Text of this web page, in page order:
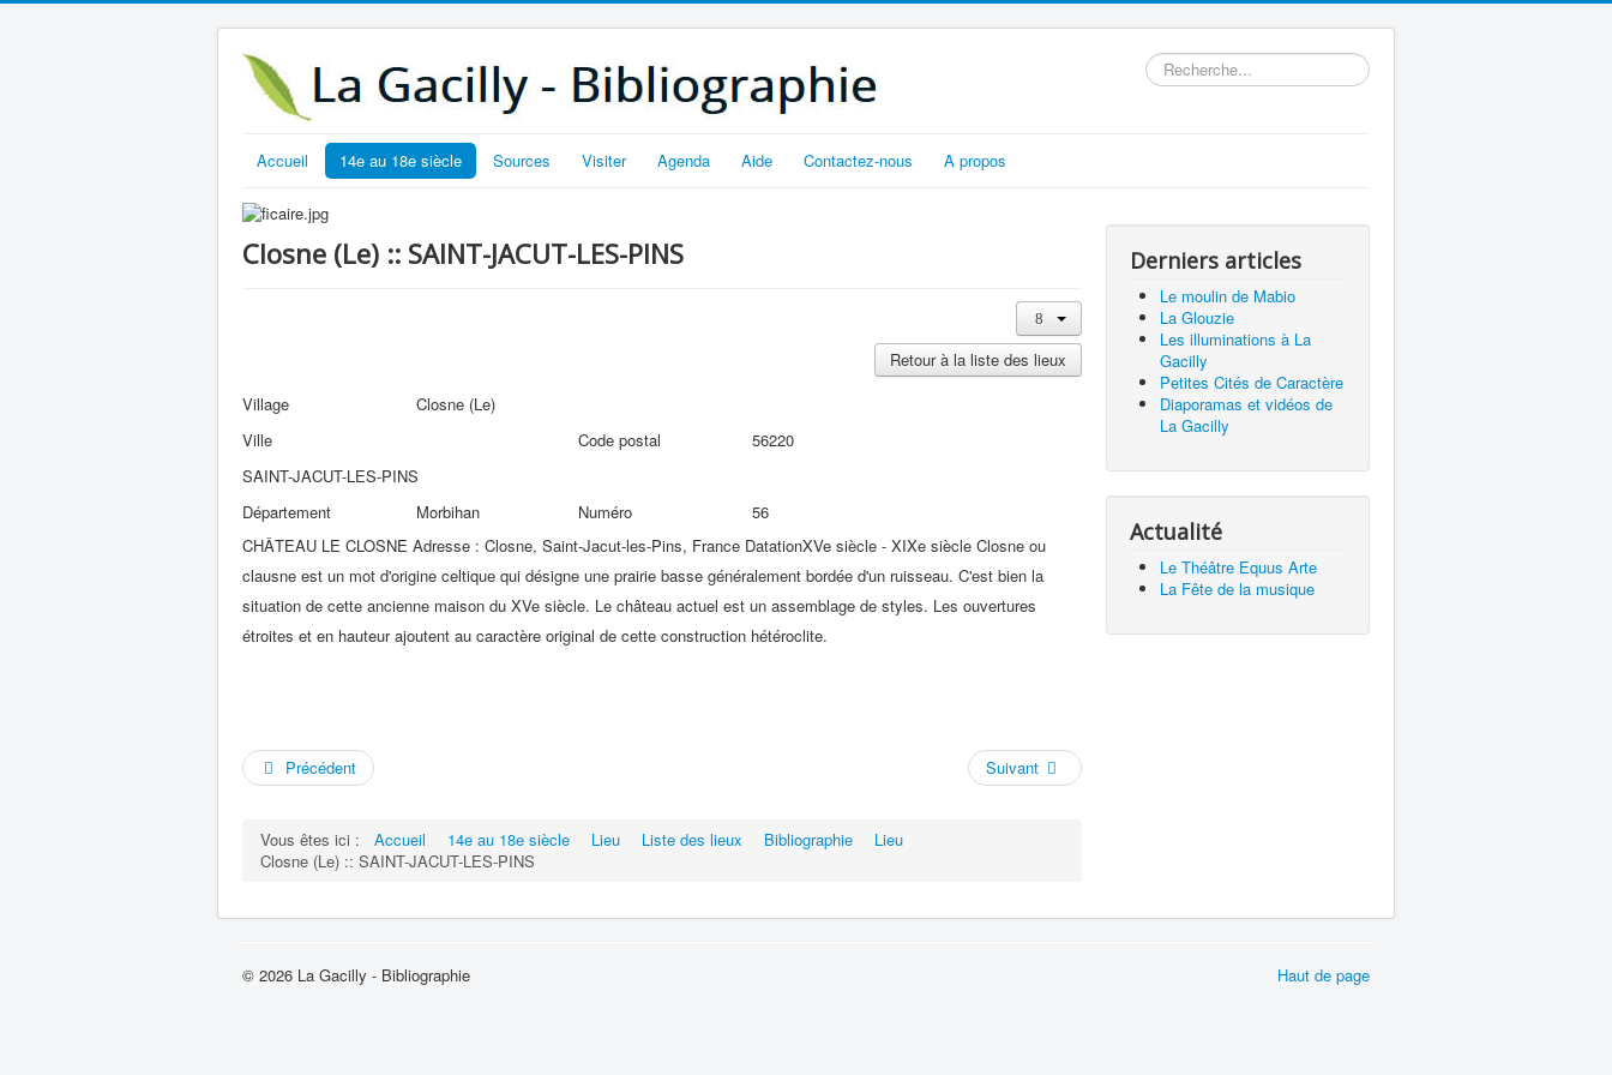
Rechercher
Accueil 14e au 18e siècle Sources Visiter Agenda Aide Contactez-nous A propos
Closne (Le) :: SAINT-JACUT-LES-PINS
Retour à la liste des lieux
Village
Closne (Le)
Ville
SAINT-JACUT-LES-PINS
Code postal 56220
Département Morbihan Numéro
56
CHÂTEAU LE CLOSNE Adresse : Closne, Saint-Jacut-les-Pins, France DatationXVe siècle - XIXe siècle Closne ou
clausne est un mot d'origine celtique qui désigne une prairie basse généralement bordée d'un ruisseau. C'est bien la
situation de cette ancienne maison du XVe siècle. Le château actuel est un assemblage de styles. Les ouvertures
étroites et en hauteur ajoutent au caractère original de cette construction hétéroclite.
Précédent Suivant
Vous êtes ici : Accueil 14e au 18e siècle Lieu Liste des lieux Bibliographie
Lieu
Closne (Le) :: SAINT-JACUT-LES-PINS
Derniers articles
Le moulin de Mabio
La Glouzie
Les illuminations à La
Gacilly
Petites Cités de Caractère
Diaporamas et vidéos de
La Gacilly
Actualité
Le Théâtre Equus Arte
La Fête de la musique
Haut de page
© 2026 La Gacilly - Bibliographie